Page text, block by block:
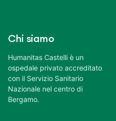
Chi siamo
Humanitas Castelli è un
ospedale privato accreditato
con il Servizio Sanitario
Nazionale nel centro di
Bergamo.